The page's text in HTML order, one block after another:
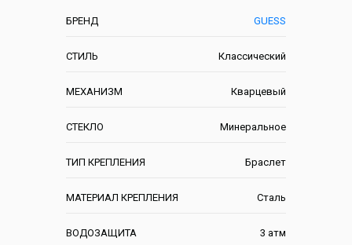
БРЕНД GUESS
СТИЛЬ Классический
МЕХАНИЗМ Кварцевый
СТЕКЛО Минеральное
ТИП КРЕПЛЕНИЯ Браслет
МАТЕРИАЛ КРЕПЛЕНИЯ Сталь
ВОДОЗАЩИТА 3 атм